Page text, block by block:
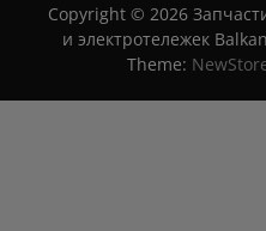
Copyright © 2026
и электротележек
Theme: